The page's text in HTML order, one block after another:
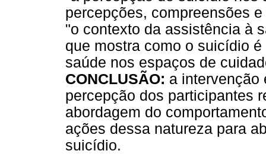
percepções, compreensões
"o contexto da assistência à
que mostra como o suicídio
saúde nos espaços de
CONCLUSÃO: a intervenção
percepção dos participantes
abordagem do
ações dessa natureza para
suicídio.